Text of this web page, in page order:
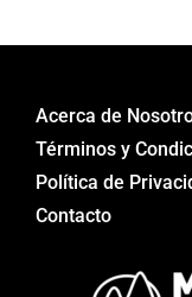
Acerca de
Términos y
Política de
Contacto